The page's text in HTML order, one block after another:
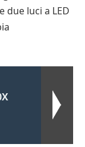
luci a LED